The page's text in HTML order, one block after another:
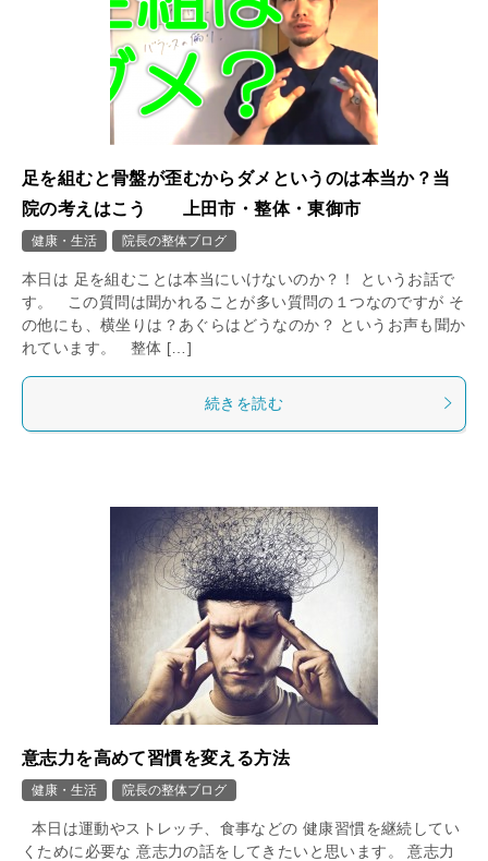
足を組むと骨盤が歪むからダメというのは本当か？当
院の考えはこう 上田市・整体・東御市
健康・生活 院長の整体ブログ
本日は 足を組むことは本当にいけないのか？！ というお話で
す。 この質問は聞かれることが多い質問の１つなのですが そ
の他にも、横坐りは？あぐらはどうなのか？ というお声も聞か
れています。 整体 […]
続きを読む
意志力を高めて習慣を変える方法
健康・生活 院長の整体ブログ
本日は運動やストレッチ、食事などの 健康習慣を継続してい
くために必要な 意志力の話をしてきたいと思います。 意志力